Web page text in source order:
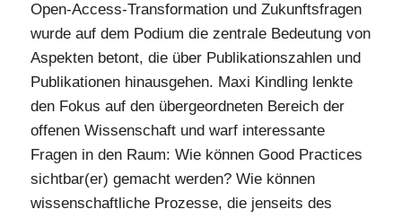
Open-Access-Transformation und Zukunftsfragen
wurde auf dem Podium die zentrale Bedeutung von
Aspekten betont, die über Publikationszahlen und
Publikationen hinausgehen. Maxi Kindling lenkte
den Fokus auf den übergeordneten Bereich der
offenen Wissenschaft und warf interessante
Fragen in den Raum: Wie können Good Practices
sichtbar(er) gemacht werden? Wie können
wissenschaftliche Prozesse, die jenseits des